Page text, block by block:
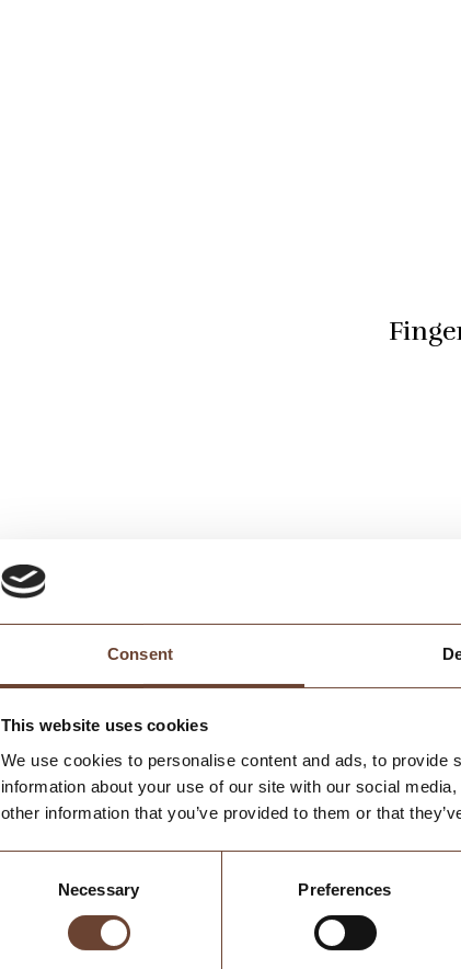
Consent
This website uses cookies
We use cookies to personalise content and ads, to
information about your use of our site with our social
other information that you’ve provided to them or that
Necessary Preferences